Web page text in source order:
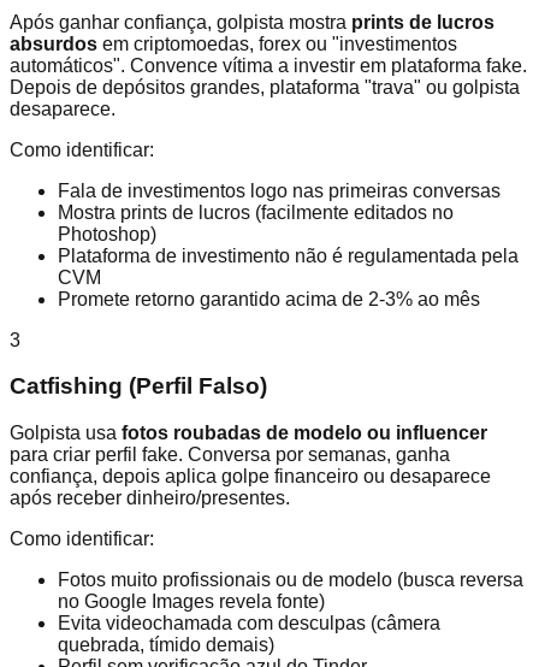
Após ganhar confiança, golpista mostra prints de lucros
absurdos em criptomoedas, forex ou "investimentos
automáticos". Convence vítima a investir em plataforma fake.
Depois de depósitos grandes, plataforma "trava" ou golpista
desaparece.
Como identificar:
Fala de investimentos logo nas primeiras conversas
Mostra prints de lucros (facilmente editados no
Photoshop)
Plataforma de investimento não é regulamentada pela
CVM
Promete retorno garantido acima de 2-3% ao mês
3
Catfishing (Perfil Falso)
Golpista usa fotos roubadas de modelo ou influencer
para criar perfil fake. Conversa por semanas, ganha
confiança, depois aplica golpe financeiro ou desaparece
após receber dinheiro/presentes.
Como identificar:
Fotos muito profissionais ou de modelo (busca reversa
no Google Images revela fonte)
Evita videochamada com desculpas (câmera
quebrada, tímido demais)